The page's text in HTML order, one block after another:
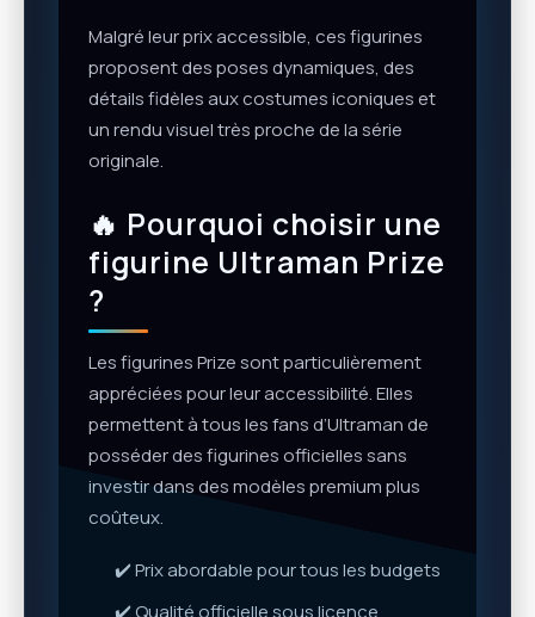
Malgré leur prix accessible, ces figurines
proposent des poses dynamiques, des
détails fidèles aux costumes iconiques et
un rendu visuel très proche de la série
originale.
🔥 Pourquoi choisir une
figurine Ultraman Prize
?
Les figurines Prize sont particulièrement
appréciées pour leur accessibilité. Elles
permettent à tous les fans d’Ultraman de
posséder des figurines officielles sans
investir dans des modèles premium plus
coûteux.
✔️ Prix abordable pour tous les budgets
✔️ Qualité officielle sous licence